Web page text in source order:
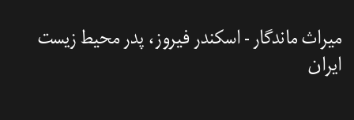
میراث ماندگار - اسکندر فیروز، پدر محیط زیست
ایران